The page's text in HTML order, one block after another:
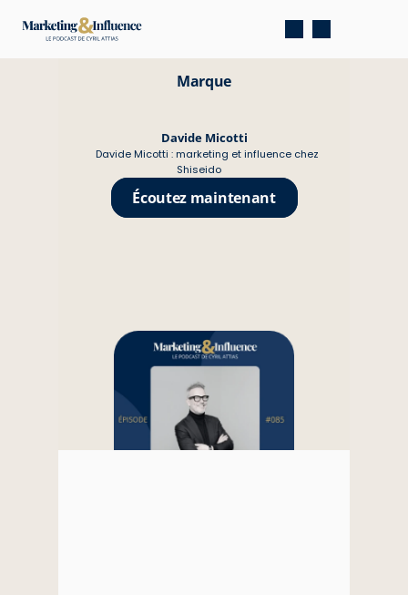
Marque
Davide Micotti : marketing et influence chez
Shiseido
Davide Micotti
Écoutez maintenant